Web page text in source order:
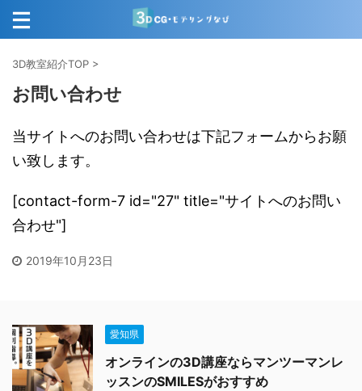
3D教室紹介TOP >
お問い合わせ
当サイトへのお問い合わせは下記フォームからお願
い致します。
[contact-form-7 id="27" title="サイトへのお問い
合わせ"]
2019年10月23日
愛知県
オンラインの3D講座ならマンツーマンレ
ッスンのSMILESがおすすめ